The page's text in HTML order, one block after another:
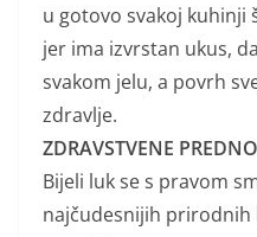
u gotovo svakoj kuhinji
jer ima izvrstan ukus,
svakom jelu, a povrh
zdravlje.
ZDRAVSTVENE
Bijeli luk se s pravom
najčudesnijih prirodnih